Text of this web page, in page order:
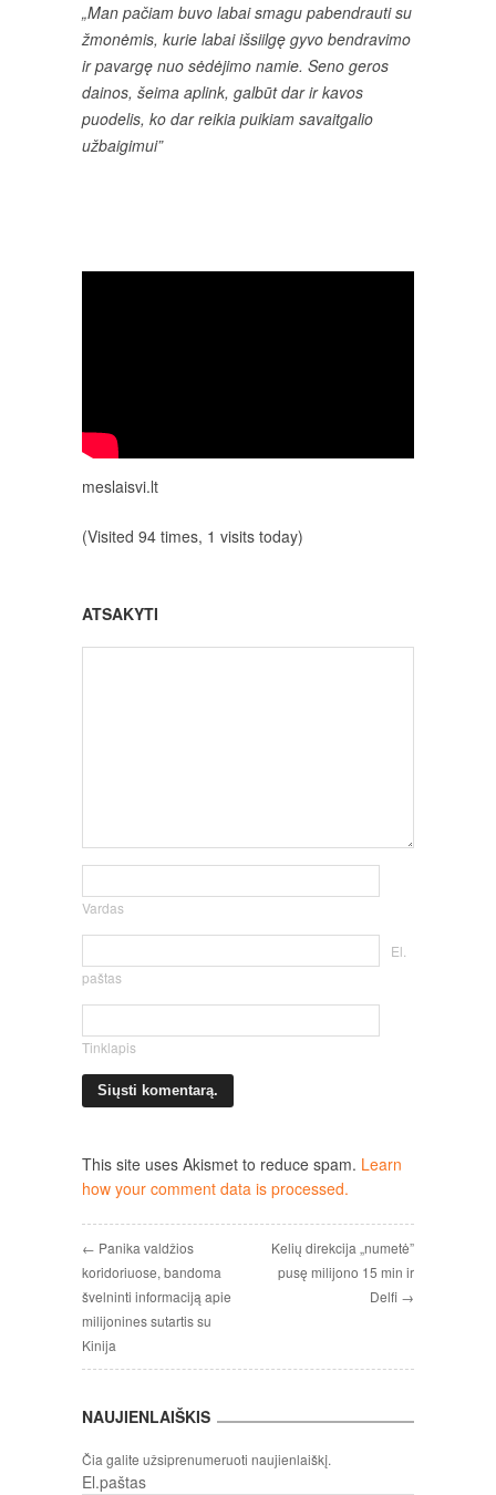
„Man pačiam buvo labai smagu pabendrauti su
žmonėmis, kurie labai išsiilgę gyvo bendravimo
ir pavargę nuo sėdėjimo namie. Seno geros
dainos, šeima aplink, galbūt dar ir kavos
puodelis, ko dar reikia puikiam savaitgalio
užbaigimui”
meslaisvi.lt
(Visited 94 times, 1 visits today)
ATSAKYTI
Vardas
El.
paštas
Tinklapis
This site uses Akismet to reduce spam. Learn
how your comment data is processed.
← Panika valdžios
koridoriuose, bandoma
švelninti informaciją apie
milijonines sutartis su
Kinija
Kelių direkcija „numetė”
pusę milijono 15 min ir
Delfi →
NAUJIENLAIŠKIS
Čia galite užsiprenumeruoti naujienlaiškį.
El.paštas